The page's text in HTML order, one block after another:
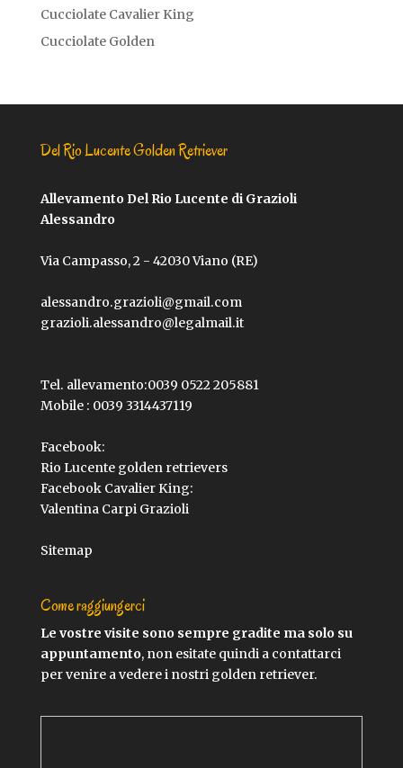
Cucciolate Cavalier King
Cucciolate Golden
Del Rio Lucente Golden Retriever
Allevamento Del Rio Lucente di Grazioli
Alessandro
Via Campasso, 2 - 42030 Viano (RE)
alessandro.grazioli@gmail.com
grazioli.alessandro@legalmail.it
Tel. allevamento:0039 0522 205881
Mobile : 0039 3314437119
Facebook:
Rio Lucente golden retrievers
Facebook Cavalier King:
Valentina Carpi Grazioli
Sitemap
Come raggiungerci
Le vostre visite sono sempre gradite ma solo su
appuntamento, non esitate quindi a contattarci
per venire a vedere i nostri golden retriever.